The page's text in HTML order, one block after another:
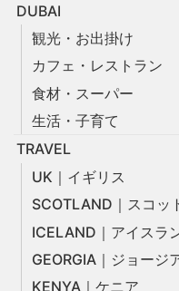
DUBAI
観光・お出掛け
カフェ・レストラン
食材・スーパー
生活・子育て
TRAVEL
UK｜イギリス
SCOTLAND｜スコッ
ICELAND｜アイスラ
GEORGIA｜ジョージ
KENYA｜ケニア